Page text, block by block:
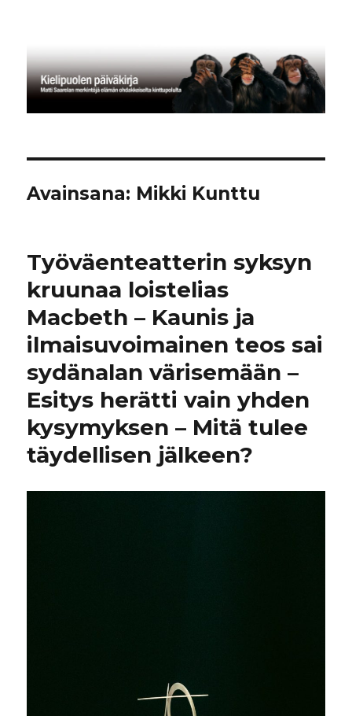
Avainsana: Mikki Kunttu
Työväenteatterin syksyn
kruunaa loistelias
Macbeth – Kaunis ja
ilmaisuvoimainen teos sai
sydänalan värisemään –
Esitys herätti vain yhden
kysymyksen – Mitä tulee
täydellisen jälkeen?